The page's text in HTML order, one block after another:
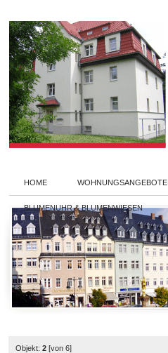
HOME WOHNUNGSANGEBOTE
BLUMENUHR & BLUMENWIESEN
Objekt: 2 [von 6]